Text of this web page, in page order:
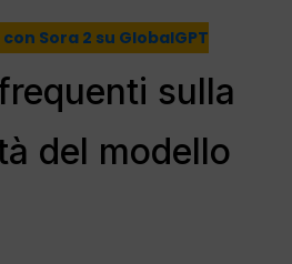
Sora 2 su GlobalGPT
sulla
del modello